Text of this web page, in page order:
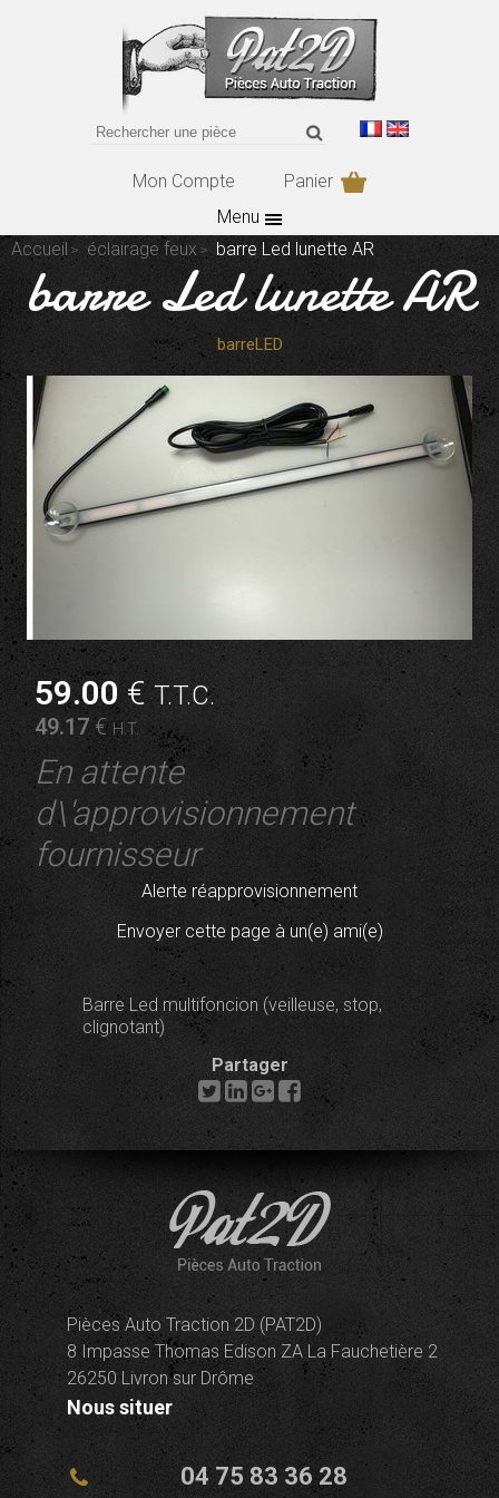
Mon Compte
Panier
Menu
Accueil
éclairage feux barre Led lunette AR
barre Led lunette AR
barreLED
59.00 €T.T.C.
49.17 € H.T.
En attente
d\'approvisionnement
fournisseur
Alerte réapprovisionnement
Envoyer cette page à un(e) ami(e)
Barre Led multifoncion (veilleuse, stop,
clignotant)
Partager
Pièces Auto Traction 2D (PAT2D)
8 Impasse Thomas Edison ZA La Fauchetière 2
26250 Livron sur Drôme
Nous situer
04 75 83 36 28